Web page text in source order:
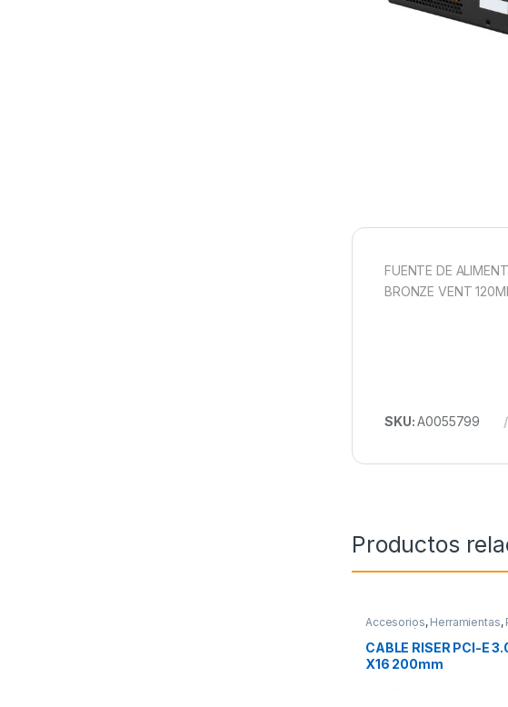
FUENTE DE
BRONZE VENT
SKU:A0055799
Productos
Accesorios, Herramientas,
Integración
CABLE RISER PCI-E
X16 200mm